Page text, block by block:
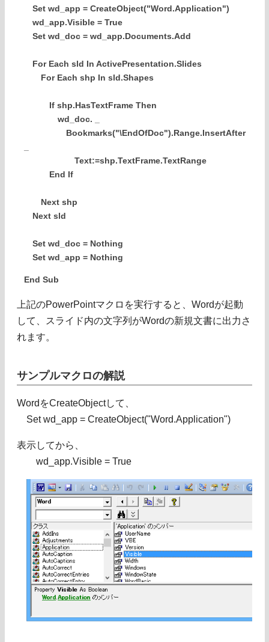
Set wd_app = CreateObject("Word.Application")
wd_app.Visible = True
Set wd_doc = wd_app.Documents.Add
For Each sld In ActivePresentation.Slides
For Each shp In sld.Shapes
If shp.HasTextFrame Then
wd_doc. _
Bookmarks("\EndOfDoc").Range.InsertAfter
Text:=shp.TextFrame.TextRange
End If
Next shp
Next sld
Set wd_doc = Nothing
Set wd_app = Nothing
End Sub
上記のPowerPointマクロを実行すると、Wordが起動
して、スライド内の文字列がWordの新規文書に出力さ
れます。
サンプルマクロの解説
WordをCreateObjectして、
Set wd_app = CreateObject("Word.Application")
表示してから、
wd_app.Visible = True